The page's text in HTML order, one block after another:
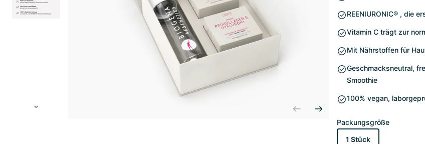
REENIURONIC® , die
Vitamin C trägt zur
Mit Nährstoffen für
Geschmacksneutral,
Smoothie
100% vegan,
Packungsgröße
1 Stück